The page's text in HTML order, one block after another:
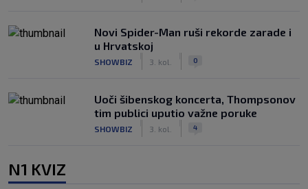
Novi Spider-Man ruši rekorde zarade i
u Hrvatskoj
SHOWBIZ 3. kol. 0
Uoči šibenskog koncerta, Thompsonov
tim publici uputio važne poruke
SHOWBIZ 3. kol. 4
N1 KVIZ